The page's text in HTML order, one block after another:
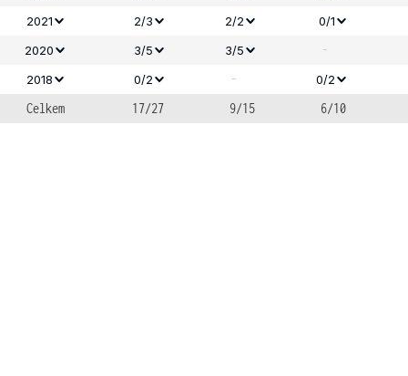
2021
2/3 2/2
0/1
2020
3/5 3/5 -
2018 0/2 - 0/2
Celkem 17/27 9/15 6/10